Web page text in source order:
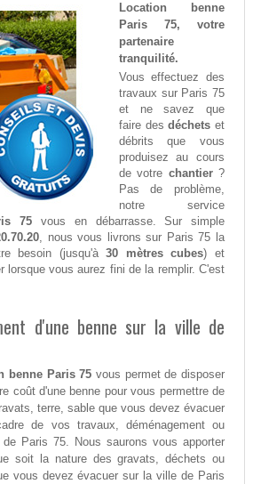
Location benne
Paris 75, votre
partenaire
tranquilité.
Vous effectuez des
travaux sur Paris 75
et ne savez que
faire desdéchets et
débrits que vous
produisez au cours
de votre chantier?
Pas de problème,
notre service
75 vous en débarrasse. Sur simple
, nous vous livrons sur Paris 75 la
besoin (jusqu'à30 mètres cubes) et
lorsque vous aurez fini de la remplir. C'est
d'une benne sur la ville de
benne Paris 75 vous permet de disposer
coût d'une benne pour vous permettre de
terre, sable que vous devez évacuer
de vos travaux, déménagement ou
Paris 75. Nous saurons vous apporter
soit la nature des gravats, déchets ou
vous devez évacuer sur la ville de Paris